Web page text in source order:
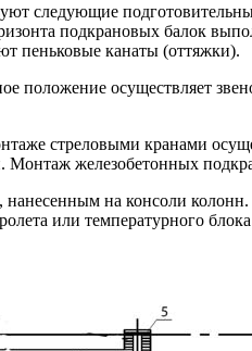
следующие
подкрановых балок
пеньковые канаты (оттяжки).
положение осуществляет
стреловыми кранами
железобетонных
на консоли
или температурного